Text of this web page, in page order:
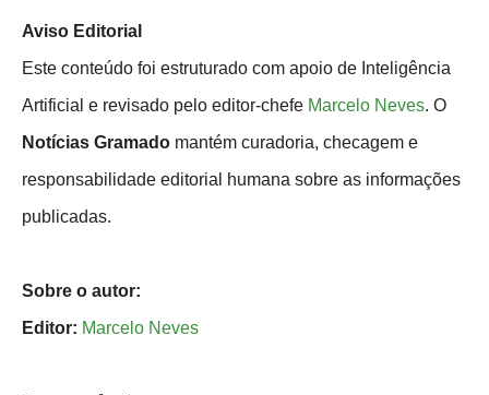
Aviso Editorial
Este conteúdo foi estruturado com apoio de Inteligência
Artificial e revisado pelo editor-chefe Marcelo Neves. O
Notícias Gramado mantém curadoria, checagem e
responsabilidade editorial humana sobre as informações
publicadas.
Sobre o autor:
Editor: Marcelo Neves